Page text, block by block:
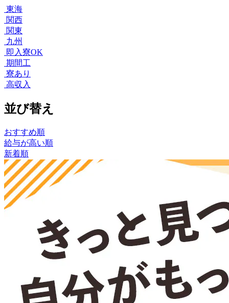
東海
関西
関東
九州
即入寮OK
期間工
寮あり
高収入
並び替え
おすすめ順
給与が高い順
新着順